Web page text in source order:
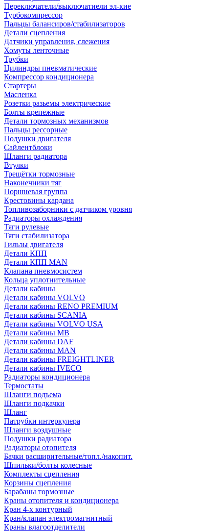
Переключатели/выключатиели эл-кие
Турбокомпрессор
Пальцы балансиров/стабилизаторов
Детали сцепления
Датчики управления, слежения
Хомуты ленточные
Трубки
Цилиндры пневматические
Компрессор кондиционера
Стартеры
Масленка
Розетки разьемы электрические
Болты крепежные
Детали тормозных механизмов
Пальцы рессорные
Подушки двигателя
Сайлентблоки
Шланги радиатора
Втулки
Трещётки тормозные
Наконечники тяг
Поршневая группа
Крестовины кардана
Топливозаборники с датчиком уровня
Радиаторы охлаждения
Тяги рулевые
Тяги стабилизатора
Гильзы двигателя
Детали КПП
Детали КПП MAN
Клапана пневмосистем
Кольца уплотнительные
Детали кабины
Детали кабины VOLVO
Детали кабины RENO PREMIUM
Детали кабины SCANIA
Детали кабины VOLVO USA
Детали кабины MB
Детали кабины DAF
Детали кабины MAN
Детали кабины FREIGHTLINER
Детали кабины IVECO
Радиаторы кондиционера
Термостаты
Шланги подъема
Шланги подкачки
Шланг
Патрубки интеркулера
Шланги воздушные
Подушки радиатора
Радиаторы отопителя
Бачки расширительные/топл./накопит.
Шпильки/болты колесные
Комплекты сцепления
Корзины сцепления
Барабаны тормозные
Краны отопителя и кондиционера
Кран 4-х контурный
Кран/клапан электромагнитный
Краны влагоотделители